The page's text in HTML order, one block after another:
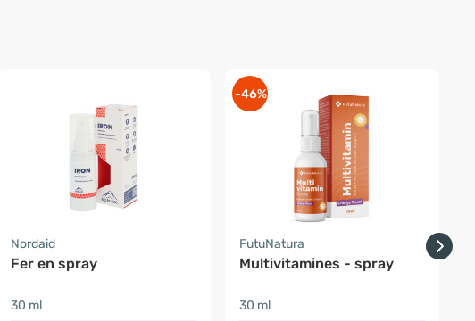
Nordaid
Fer en spray
30 ml
-46%
FutuNatura
Multivitamines - spray
30 ml